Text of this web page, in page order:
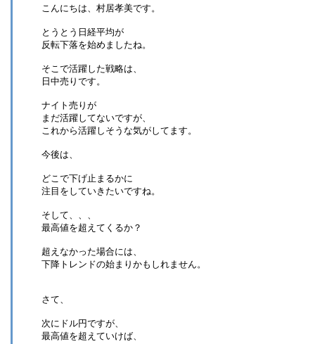
こんにちは、村居孝美です。
とうとう日経平均が
反転下落を始めましたね。
そこで活躍した戦略は、
日中売りです。
ナイト売りが
まだ活躍してないですが、
これから活躍しそうな気がしてます。
今後は、
どこで下げ止まるかに
注目をしていきたいですね。
そして、、、
最高値を超えてくるか？
超えなかった場合には、
下降トレンドの始まりかもしれません。
さて、
次にドル円ですが、
最高値を超えていけば、